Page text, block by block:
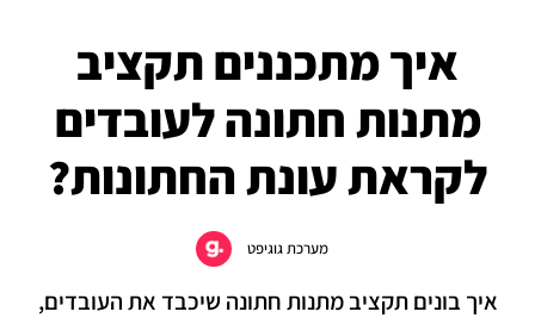
איך מתכננים תקציב
מתנות חתונה לעובדים
לקראת עונת החתונות?
מערכת גוגיפט
איך בונים תקציב מתנות חתונה שיכבד את העובדים,